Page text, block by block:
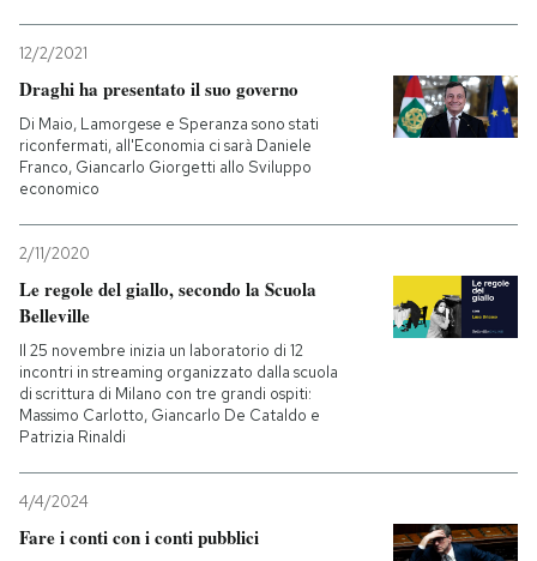
12/2/2021
Draghi ha presentato il suo governo
Di Maio, Lamorgese e Speranza sono stati
riconfermati, all'Economia ci sarà Daniele
Franco, Giancarlo Giorgetti allo Sviluppo
economico
2/11/2020
Le regole del giallo, secondo la Scuola
Belleville
Il 25 novembre inizia un laboratorio di 12
incontri in streaming organizzato dalla scuola
di scrittura di Milano con tre grandi ospiti:
Massimo Carlotto, Giancarlo De Cataldo e
Patrizia Rinaldi
4/4/2024
Fare i conti con i conti pubblici